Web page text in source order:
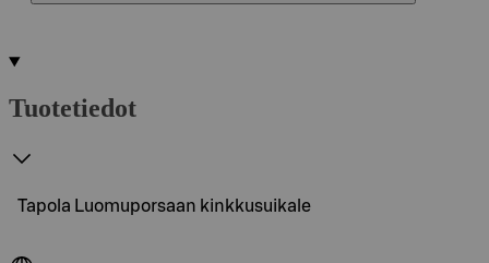
Tuotetiedot
Tapola Luomuporsaan kinkkusuikale